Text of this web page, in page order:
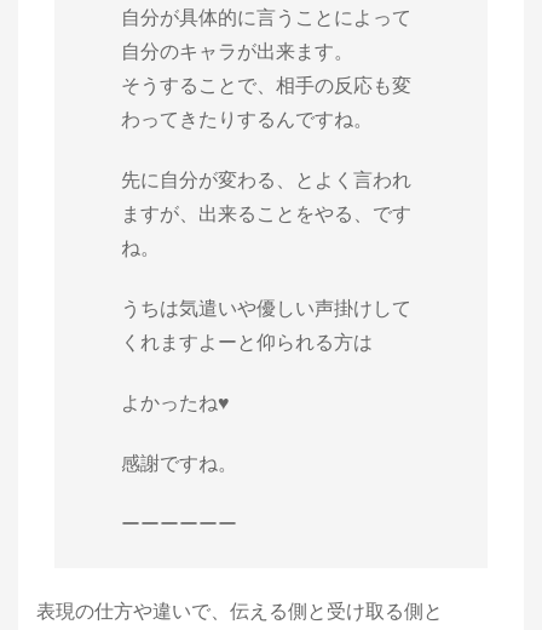
自分が具体的に言うことによって
自分のキャラが出来ます。
そうすることで、相手の反応も変
わってきたりするんですね。
先に自分が変わる、とよく言われ
ますが、出来ることをやる、です
ね。
うちは気遣いや優しい声掛けして
くれますよーと仰られる方は
よかったね♥
感謝ですね。
ーーーーーー
表現の仕方や違いで、伝える側と受け取る側と